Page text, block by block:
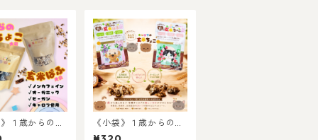
１歳からの玄
・ぱふ
《小袋》１歳からの玄
米ちょこ・ぱふ